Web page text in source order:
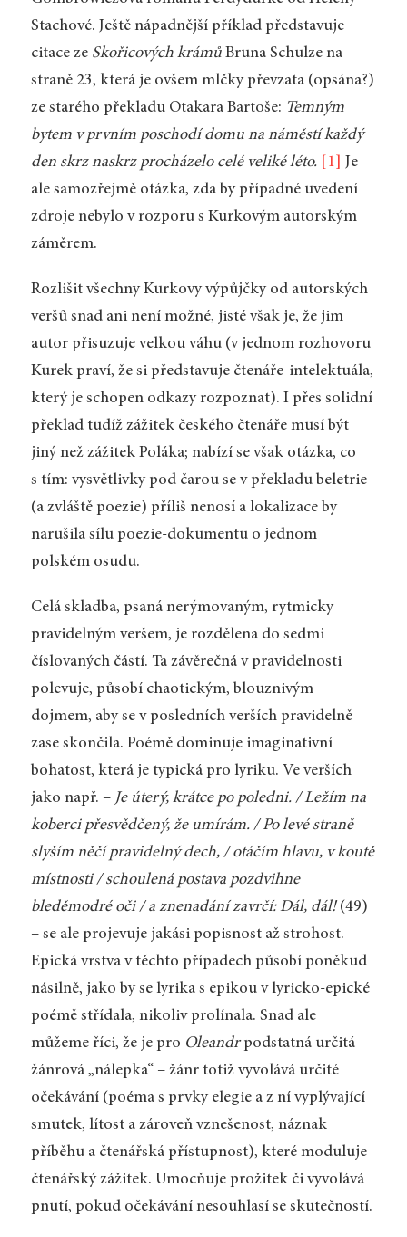
Stachové. Ještě nápadnější příklad představuje
citace ze Skořicových krámůBruna Schulze na
straně 23, která je ovšem mlčky převzata (opsána?)
ze starého překladu Otakara Bartoše: Temným
bytem v prvním poschodí domu na náměstí každý
den skrz naskrz procházelo celé veliké léto.
[1]
Je
ale samozřejmě otázka, zda by případné uvedení
zdroje nebylo v rozporu s Kurkovým autorským
záměrem.
Rozlišit všechny Kurkovy výpůjčky od autorských
veršů snad ani není možné, jisté však je, že jim
autor přisuzuje velkou váhu (v jednom rozhovoru
Kurek praví, že si představuje čtenáře-intelektuála,
který je schopen odkazy rozpoznat). I přes solidní
překlad tudíž zážitek českého čtenáře musí být
jiný než zážitek Poláka; nabízí se však otázka, co
s tím: vysvětlivky pod čarou se v překladu beletrie
(a zvláště poezie) příliš nenosí a lokalizace by
narušila sílu poezie-dokumentu o jednom
polském osudu.
Celá skladba, psaná nerýmovaným, rytmicky
pravidelným veršem, je rozdělena do sedmi
číslovaných částí. Ta závěrečná v pravidelnosti
polevuje, působí chaotickým, blouznivým
dojmem, aby se v posledních verších pravidelně
zase skončila. Poémě dominuje imaginativní
bohatost, která je typická pro lyriku. Ve verších
jako např. – Je úterý, krátce po poledni. / Ležím na
koberci přesvědčený, že umírám. / Po levé straně
slyším něčí pravidelný dech, / otáčím hlavu, v koutě
místnosti / schoulená postava pozdvihne
bleděmodré oči / a znenadání zavrčí: Dál, dál!(49)
– se ale projevuje jakási popisnost až strohost.
Epická vrstva v těchto případech působí poněkud
násilně, jako by se lyrika s epikou v lyricko-epické
poémě střídala, nikoliv prolínala. Snad ale
můžeme říci, že je pro Oleandrpodstatná určitá
žánrová „nálepka“ – žánr totiž vyvolává určité
očekávání (poéma s prvky elegie a z ní vyplývající
smutek, lítost a zároveň vznešenost, náznak
příběhu a čtenářská přístupnost), které moduluje
čtenářský zážitek. Umocňuje prožitek či vyvolává
pnutí, pokud očekávání nesouhlasí se skutečností.